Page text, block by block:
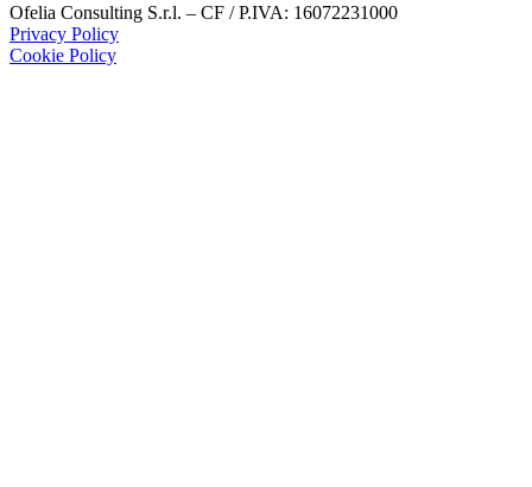
Ofelia Consulting S.r.l. – CF / P.IVA: 16072231000
Privacy Policy
Cookie Policy